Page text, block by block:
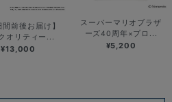
間前後お届け】
オリティー...
¥13,000
スーパーマリオブラザ
ーズ40周年×プロ...
¥5,200